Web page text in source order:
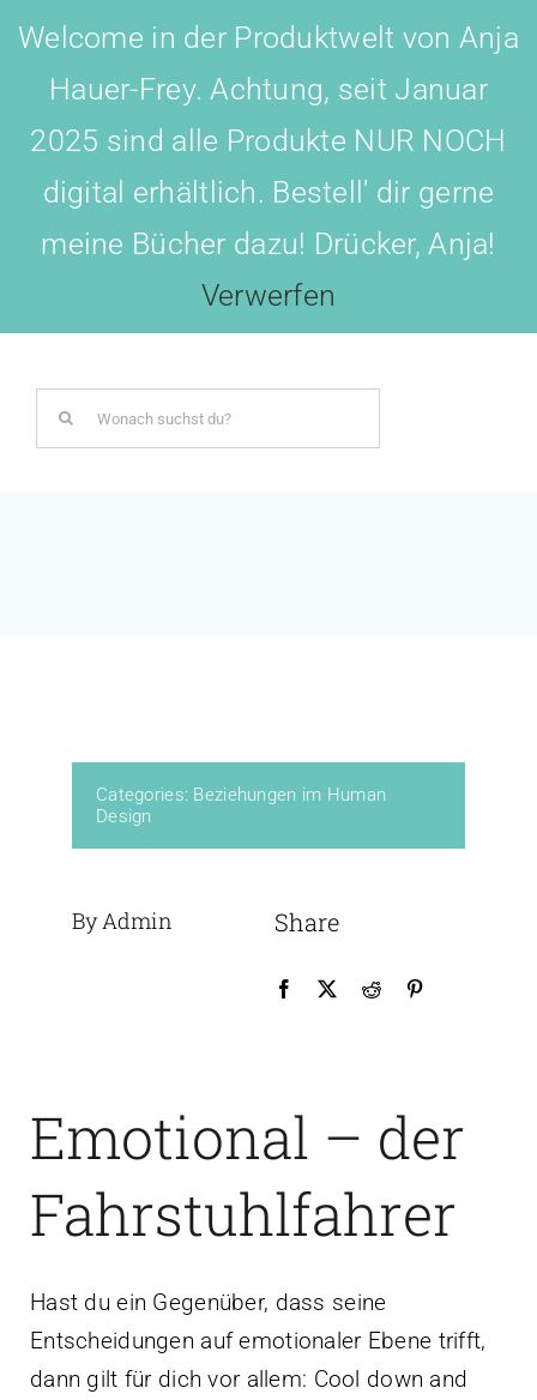
Welcome in der Produktwelt von Anja
Hauer-Frey. Achtung, seit Januar
2025 sind alle Produkte NUR NOCH
digital erhältlich. Bestell' dir gerne
meine Bücher dazu! Drücker, Anja!
Verwerfen
content
Search
for:
BOTSCHAFTER WERDEN!
Categories: Beziehungen im Human
Design
By Admin Share
Emotional – der
Fahrstuhlfahrer
Hast du ein Gegenüber, dass seine
Entscheidungen auf emotionaler Ebene trifft,
dann gilt für dich vor allem: Cool down and